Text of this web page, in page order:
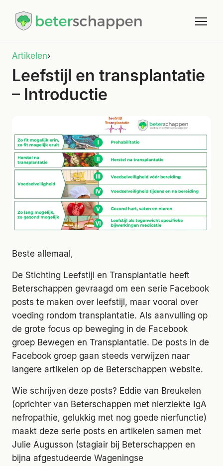
Artikelen›
Leefstijl en transplantatie
– Introductie
Beste allemaal,
De Stichting Leefstijl en Transplantatie heeft
Beterschappen gevraagd om een serie Facebook
posts te maken over leefstijl, maar vooral over
voeding rondom transplantatie. Als aanvulling op
de grote focus op beweging in de Facebook
groep Bewegen en Transplantatie. De posts in de
Facebook groep gaan steeds verwijzen naar
langere artikelen op de Beterschappen website.
Wie schrijven deze posts? Eddie van Breukelen
(oprichter van Beterschappen met nierziekte IgA
nefropathie, gelukkig met nog goede nierfunctie)
maakt deze serie posts en artikelen samen met
Julie Augusson (stagiair bij Beterschappen en
bijna afgestudeerde Wageningse